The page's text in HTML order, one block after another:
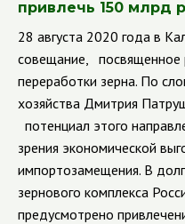
привлечь 150 млрд
28 августа 2020 года в
совещание, посвященное
переработки зерна. По
хозяйства Дмитрия
потенциал этого
зрения экономической
импортозамещения. В
зернового комплекса
предусмотрено